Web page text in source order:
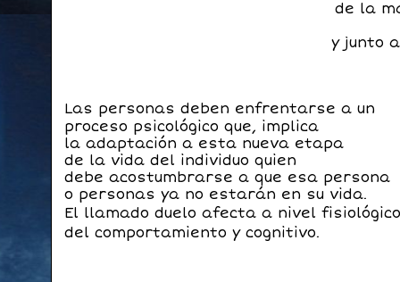
de la
y junto
Las personas deben enfrentarse a un
proceso psicológico que, implica
la adaptación a esta nueva etapa
de la vida del individuo quien
debe acostumbrarse a que esa persona
o personas ya no estarán en su vida.
El llamado duelo afecta a nivel
del comportamiento y cognitivo.